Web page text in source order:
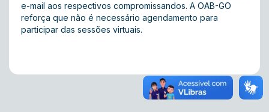
e-mail aos respectivos compromissandos. A OAB-GO
reforça que não é necessário agendamento para
participar das sessões virtuais.